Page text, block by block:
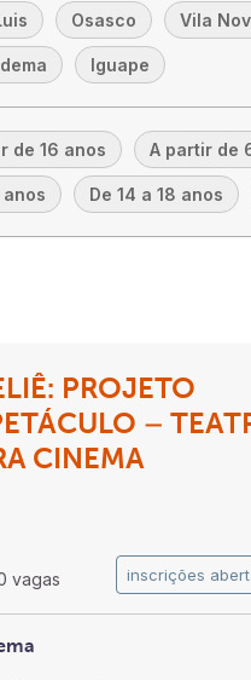
Osasco Vila
Iguape
de 16 anos A partir de
anos De 14 a 18 anos
PROJETO
–
CINEMA
vagas inscrições